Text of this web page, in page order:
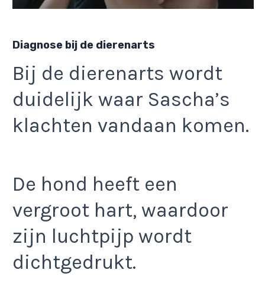
Diagnose bij de dierenarts
Bij de dierenarts wordt
duidelijk waar Sascha’s
klachten vandaan komen.
De hond heeft een
vergroot hart, waardoor
zijn luchtpijp wordt
dichtgedrukt.